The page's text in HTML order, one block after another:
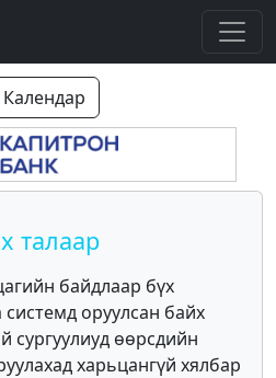
талаар
байдлаар бүх
системд оруулсан байх
сургуулиуд өөрсдийн
харьцангүй хялбар